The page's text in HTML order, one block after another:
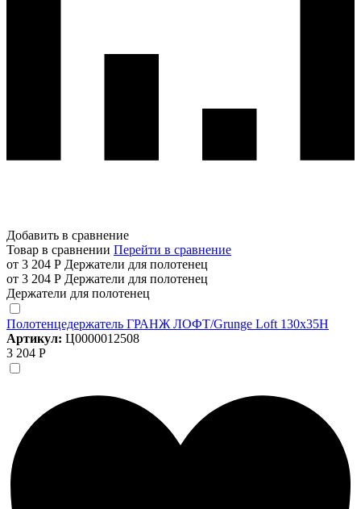
Добавить в сравнение
Товар в сравнении Перейти в сравнение
от 3 204 Р Держатели для полотенец
от 3 204 Р Держатели для полотенец
Держатели для полотенец
Полотенцедержатель ГРАНЖ ЛОФТ/Grunge Loft 130х35Н
Артикул: Ц0000012508
3 204 Р